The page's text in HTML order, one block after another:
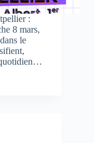
:
8 mars,
le
quotidien…